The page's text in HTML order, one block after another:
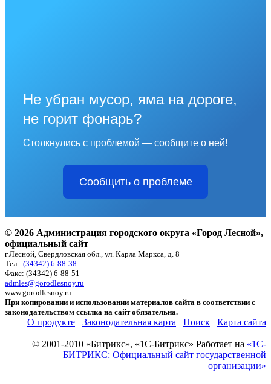
Не убран мусор, яма на дороге,
не горит фонарь?
Столкнулись с проблемой — сообщите о ней!
Сообщить о проблеме
© 2026 Администрация городского округа «Город Лесной»,
официальный сайт
г.Лесной, Свердловская обл., ул. Карла Маркса, д. 8
Тел.: (34342) 6-88-38
Факс: (34342) 6-88-51
admles@gorodlesnoy.ru
www.gorodlesnoy.ru
При копировании и использовании материалов сайта в соответствии с
законодательством ссылка на сайт обязательна.
О продукте Законодательная карта Поиск Карта сайта
© 2001-2010 «Битрикс», «1С-Битрикс» Работает на «1С-
БИТРИКС: Официальный сайт государственной
организации»